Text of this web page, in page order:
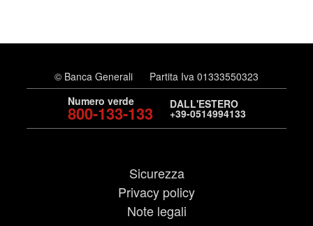
© Banca Generali
Partita Iva 01333550323
Numero verde
800-133-133 DALL'ESTERO
+39-0514994133
Sicurezza
Privacy policy
Note legali